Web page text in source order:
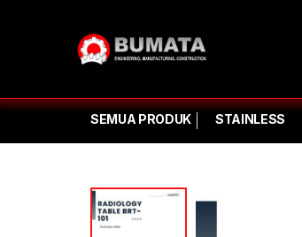
SEMUA PRODUK STAINLESS